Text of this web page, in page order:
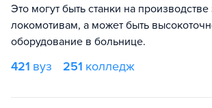
Это могут быть станки на производстве
локомотивам, а может быть
оборудование в больнице.
421 вуз 251 колледж